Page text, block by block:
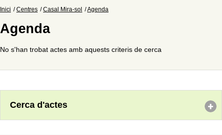
Inici Centres Casal Mira-sol Agenda
Agenda
No s'han trobat actes amb aquests criteris de cerca
Cerca d'actes